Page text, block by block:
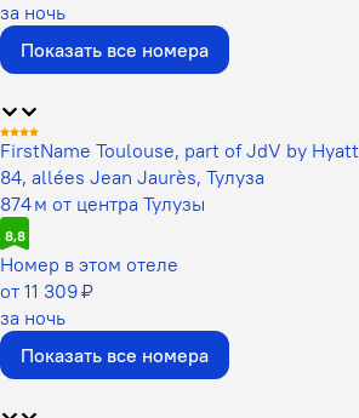
за ночь
Показать все номера
FirstName Toulouse, part of JdV by Hyatt
84, allées Jean Jaurès, Тулуза
874 м от центра Тулузы
8,8
Номер в этом отеле
от 11 309 ₽
за ночь
Показать все номера